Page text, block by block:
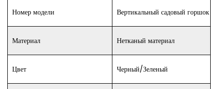
Номер модели Вертикальный садовый горшок
Материал Нетканый материал
Цвет Черный/Зеленый